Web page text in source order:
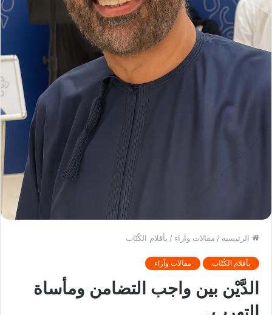
الرئيسية / مقالات وآراء / بأقلام الكُتّاب
بأقلام الكُتّاب مقالات وآراء
الدَّيْن بين واجب التضامن ومأساة